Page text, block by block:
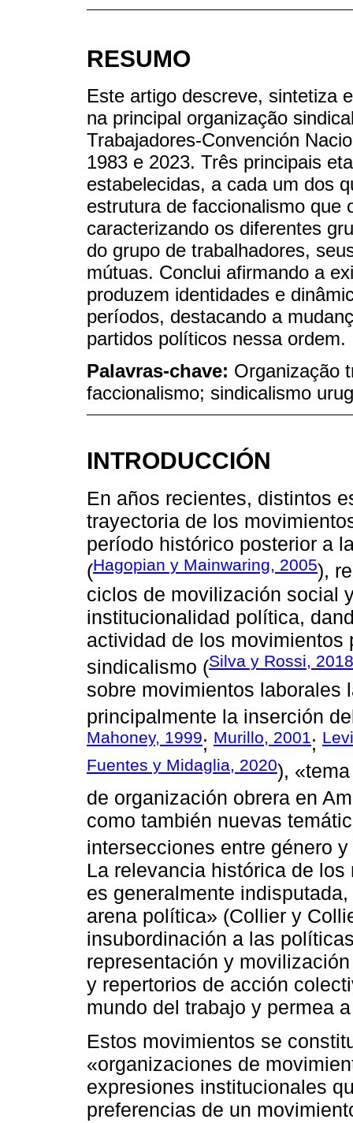
RESUMO
Este artigo descreve, sintetiza
na principal organização
Trabajadores-Convención
1983 e 2023. Três principais
estabelecidas, a cada um dos
estrutura de faccionalismo que
caracterizando os diferentes
do grupo de trabalhadores,
mútuas. Conclui afirmando a
produzem identidades e
períodos, destacando a
partidos políticos nessa ordem.
Palavras-chave: Organização
faccionalismo; sindicalismo
INTRODUCCIÓN
En años recientes, distintos
trayectoria de los
período histórico posterior a
(Hagopian y Mainwaring, 2005),
ciclos de movilización social
institucionalidad política,
actividad de los
sindicalismo (Silva y Rossi, 2018
sobre movimientos laborales
principalmente la inserción
Mahoney, 1999; Murillo, 2001;
Fuentes y Midaglia, 2020),
de organización obrera en
como también nuevas
intersecciones entre género
La relevancia histórica de
es generalmente
arena política» (Collier y
insubordinación a las
representación y
y repertorios de acción
mundo del trabajo y permea
Estos movimientos se
«organizaciones de
expresiones institucionales
preferencias de un